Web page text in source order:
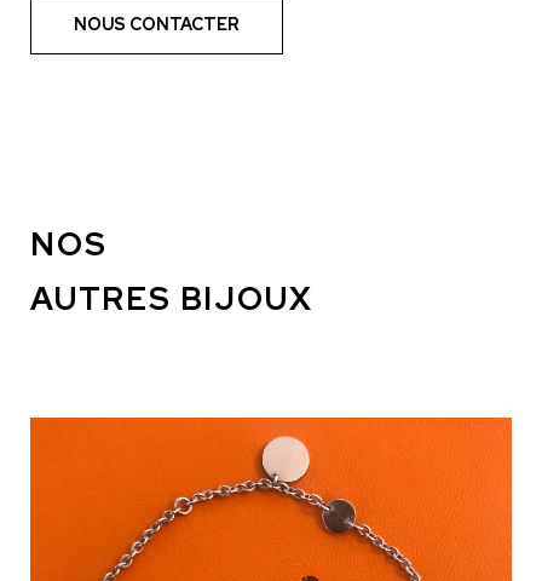
NOUS CONTACTER
NOS
AUTRES BIJOUX